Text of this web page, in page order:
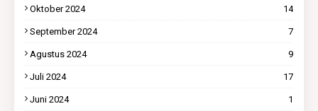
Oktober 2024 14
September 2024 7
Agustus 2024 9
Juli 2024 17
Juni 2024 1